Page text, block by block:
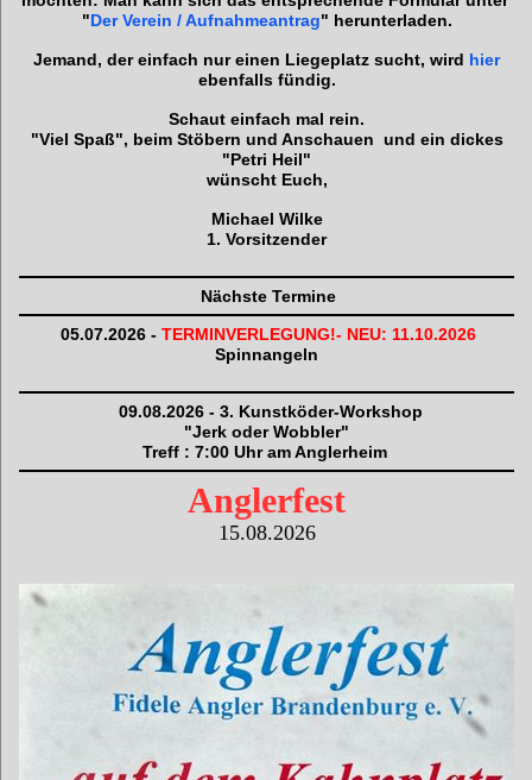
"Der Verein / Aufnahmeantrag" herunterladen.
Jemand, der einfach nur einen Liegeplatz sucht, wird hier
ebenfalls fündig.
Schaut einfach mal rein.
"Viel Spaß", beim Stöbern und Anschauen und ein dickes
"Petri Heil"
wünscht Euch,
Michael Wilke
1. Vorsitzender
Nächste Termine
05.07.2026 - TERMINVERLEGUNG!- NEU: 11.10.2026
Spinnangeln
09.08.2026 - 3. Kunstköder-Workshop
"Jerk oder Wobbler"
Treff : 7:00 Uhr am Anglerheim
Anglerfest
15.08.2026